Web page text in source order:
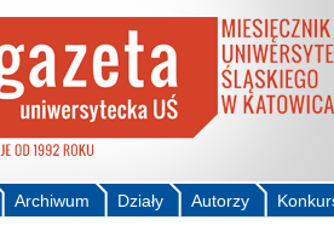
Autorzy
Działy
Archiwum